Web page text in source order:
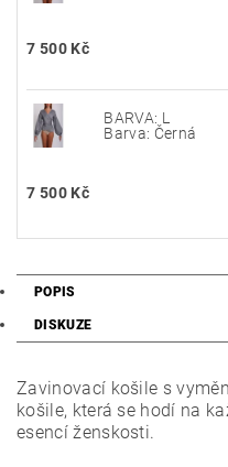
7 500 Kč
BARVA: L
Barva: Černá
7 500 Kč
POPIS
DISKUZE
Zavinovací košile s
košile, která se hodí na
esencí ženskosti.